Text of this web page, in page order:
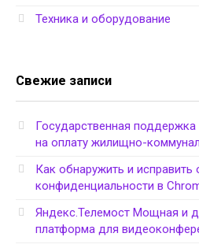
Техника и оборудование
Свежие записи
Государственная
на оплату жилищно-
Как обнаружить и исправить
конфиденциальности в
Яндекс.Телемост Мощная и
платформа для